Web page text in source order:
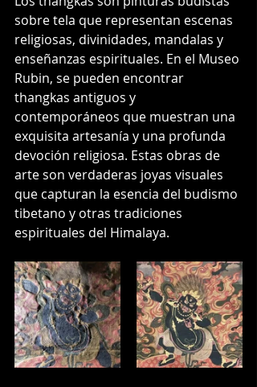
sobre tela que representan escenas
religiosas, divinidades, mandalas y
enseñanzas espirituales. En el Museo
Rubin, se pueden encontrar
thangkas antiguos y
contemporáneos que muestran una
exquisita artesanía y una profunda
devoción religiosa. Estas obras de
arte son verdaderas joyas visuales
que capturan la esencia del budismo
tibetano y otras tradiciones
espirituales del Himalaya.